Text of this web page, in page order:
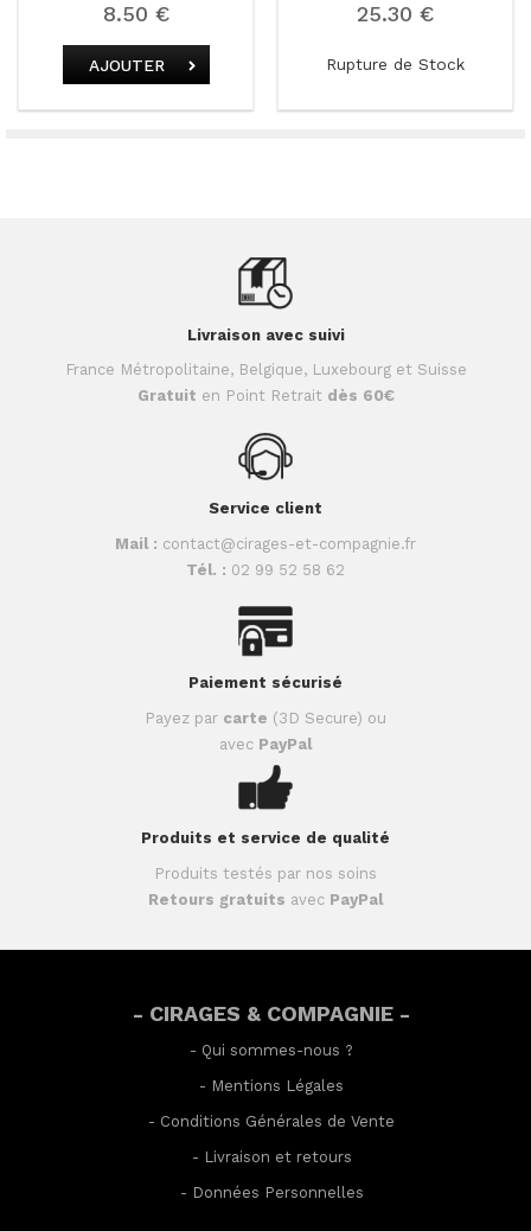
8.50 €
AJOUTER
25.30 €
Rupture de Stock
Livraison avec suivi
France Métropolitaine, Belgique, Luxebourg et Suisse
Gratuit en Point Retrait dès 60€
Service client
Mail : contact@cirages-et-compagnie.fr
Tél. : 02 99 52 58 62
Paiement sécurisé
Payez par carte (3D Secure) ou
avec PayPal
Produits et service de qualité
Produits testés par nos soins
Retours gratuits avec PayPal
- CIRAGES & COMPAGNIE -
- Qui sommes-nous ?
- Mentions Légales
- Conditions Générales de Vente
- Livraison et retours
- Données Personnelles